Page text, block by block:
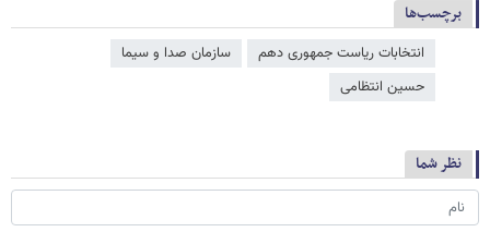
برچسب‌ها
انتخابات ریاست جمهوری دهم
سازمان صدا و سیما
حسین انتظامی
نظر شما